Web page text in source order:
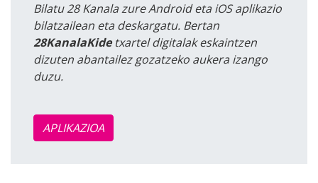
Bilatu 28 Kanala zure Android eta iOS aplikazio
bilatzailean eta deskargatu. Bertan
28KanalaKidetxartel digitalak eskaintzen
dizuten abantailez gozatzeko aukera izango
duzu.
APLIKAZIOA